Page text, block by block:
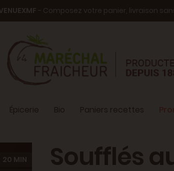
- Composez votre panier, livraison
Épicerie Bio Paniers recettes
20 MIN
Soufflés